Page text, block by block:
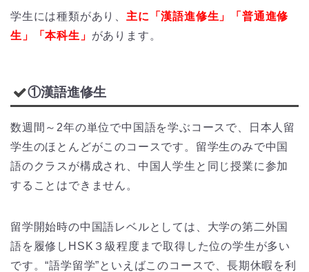
学生には種類があり、 主に「漢語進修生」「普通進修
生」「本科生」 があります。
①漢語進修生
数週間～2年の単位で中国語を学ぶコースで、日本人留
学生のほとんどがこのコースです。留学生のみで中国
語のクラスが構成され、中国人学生と同じ授業に参加
することはできません。
留学開始時の中国語レベルとしては、大学の第二外国
語を履修しHSK３級程度まで取得した位の学生が多い
です。“語学留学”といえばこのコースで、長期休暇を利